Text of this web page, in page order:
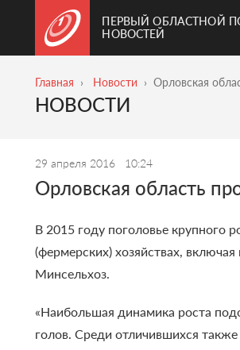
ПЕРВЫЙ ОБЛАСТНОЙ
НОВОСТЕЙ
Главная Новости Орловская
НОВОСТИ
29 апреля 2016 10:24
Орловская область
В 2015 году поголовье крупного
(фермерских) хозяйствах,
Минсельхоз.
«Наибольшая динамика роста
голов. Среди отличившихся